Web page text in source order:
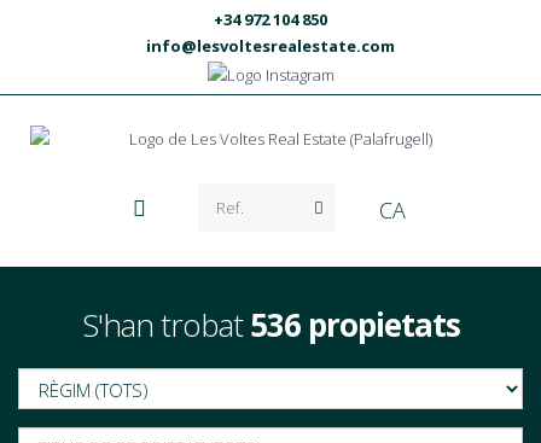
+34 972 104 850
info@lesvoltesrealestate.com
CA
S'han trobat536 propietats